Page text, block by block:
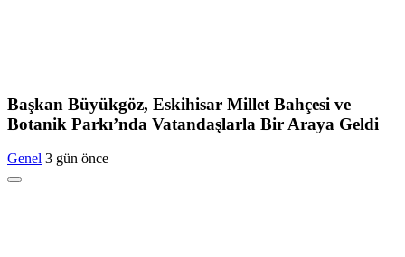
Başkan Büyükgöz, Eskihisar Millet Bahçesi ve
Botanik Parkı’nda Vatandaşlarla Bir Araya Geldi
Genel 3 gün önce